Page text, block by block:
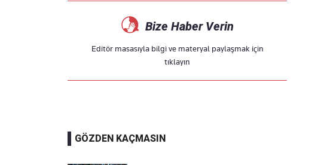
Bize Haber Verin
Editör masasıyla bilgi ve materyal paylaşmak için
tıklayın
GÖZDEN KAÇMASIN